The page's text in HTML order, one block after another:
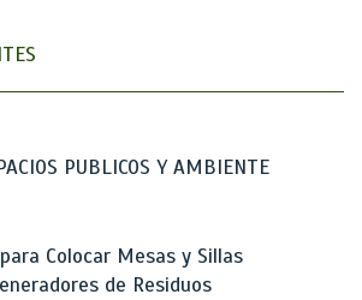
PUBLICOS Y AMBIENTE
Colocar Mesas y Sillas
de Residuos